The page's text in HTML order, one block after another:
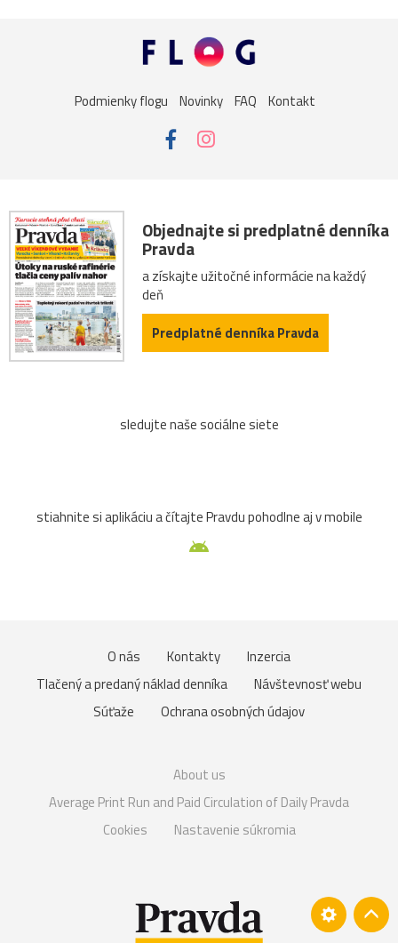
Podmienky flogu Novinky FAQ Kontakt
Objednajte si predplatné denníka
Pravda
a získajte užitočné informácie na každý
deň
Predplatné denníka Pravda
sledujte naše sociálne siete
stiahnite si aplikáciu a čítajte Pravdu pohodlne aj v mobile
O nás Kontakty
Inzercia
Tlačený a predaný náklad denníka
Návštevnosť webu
Súťaže
Ochrana osobných údajov
About us
Average Print Run and Paid Circulation of Daily Pravda
Cookies
Nastavenie súkromia